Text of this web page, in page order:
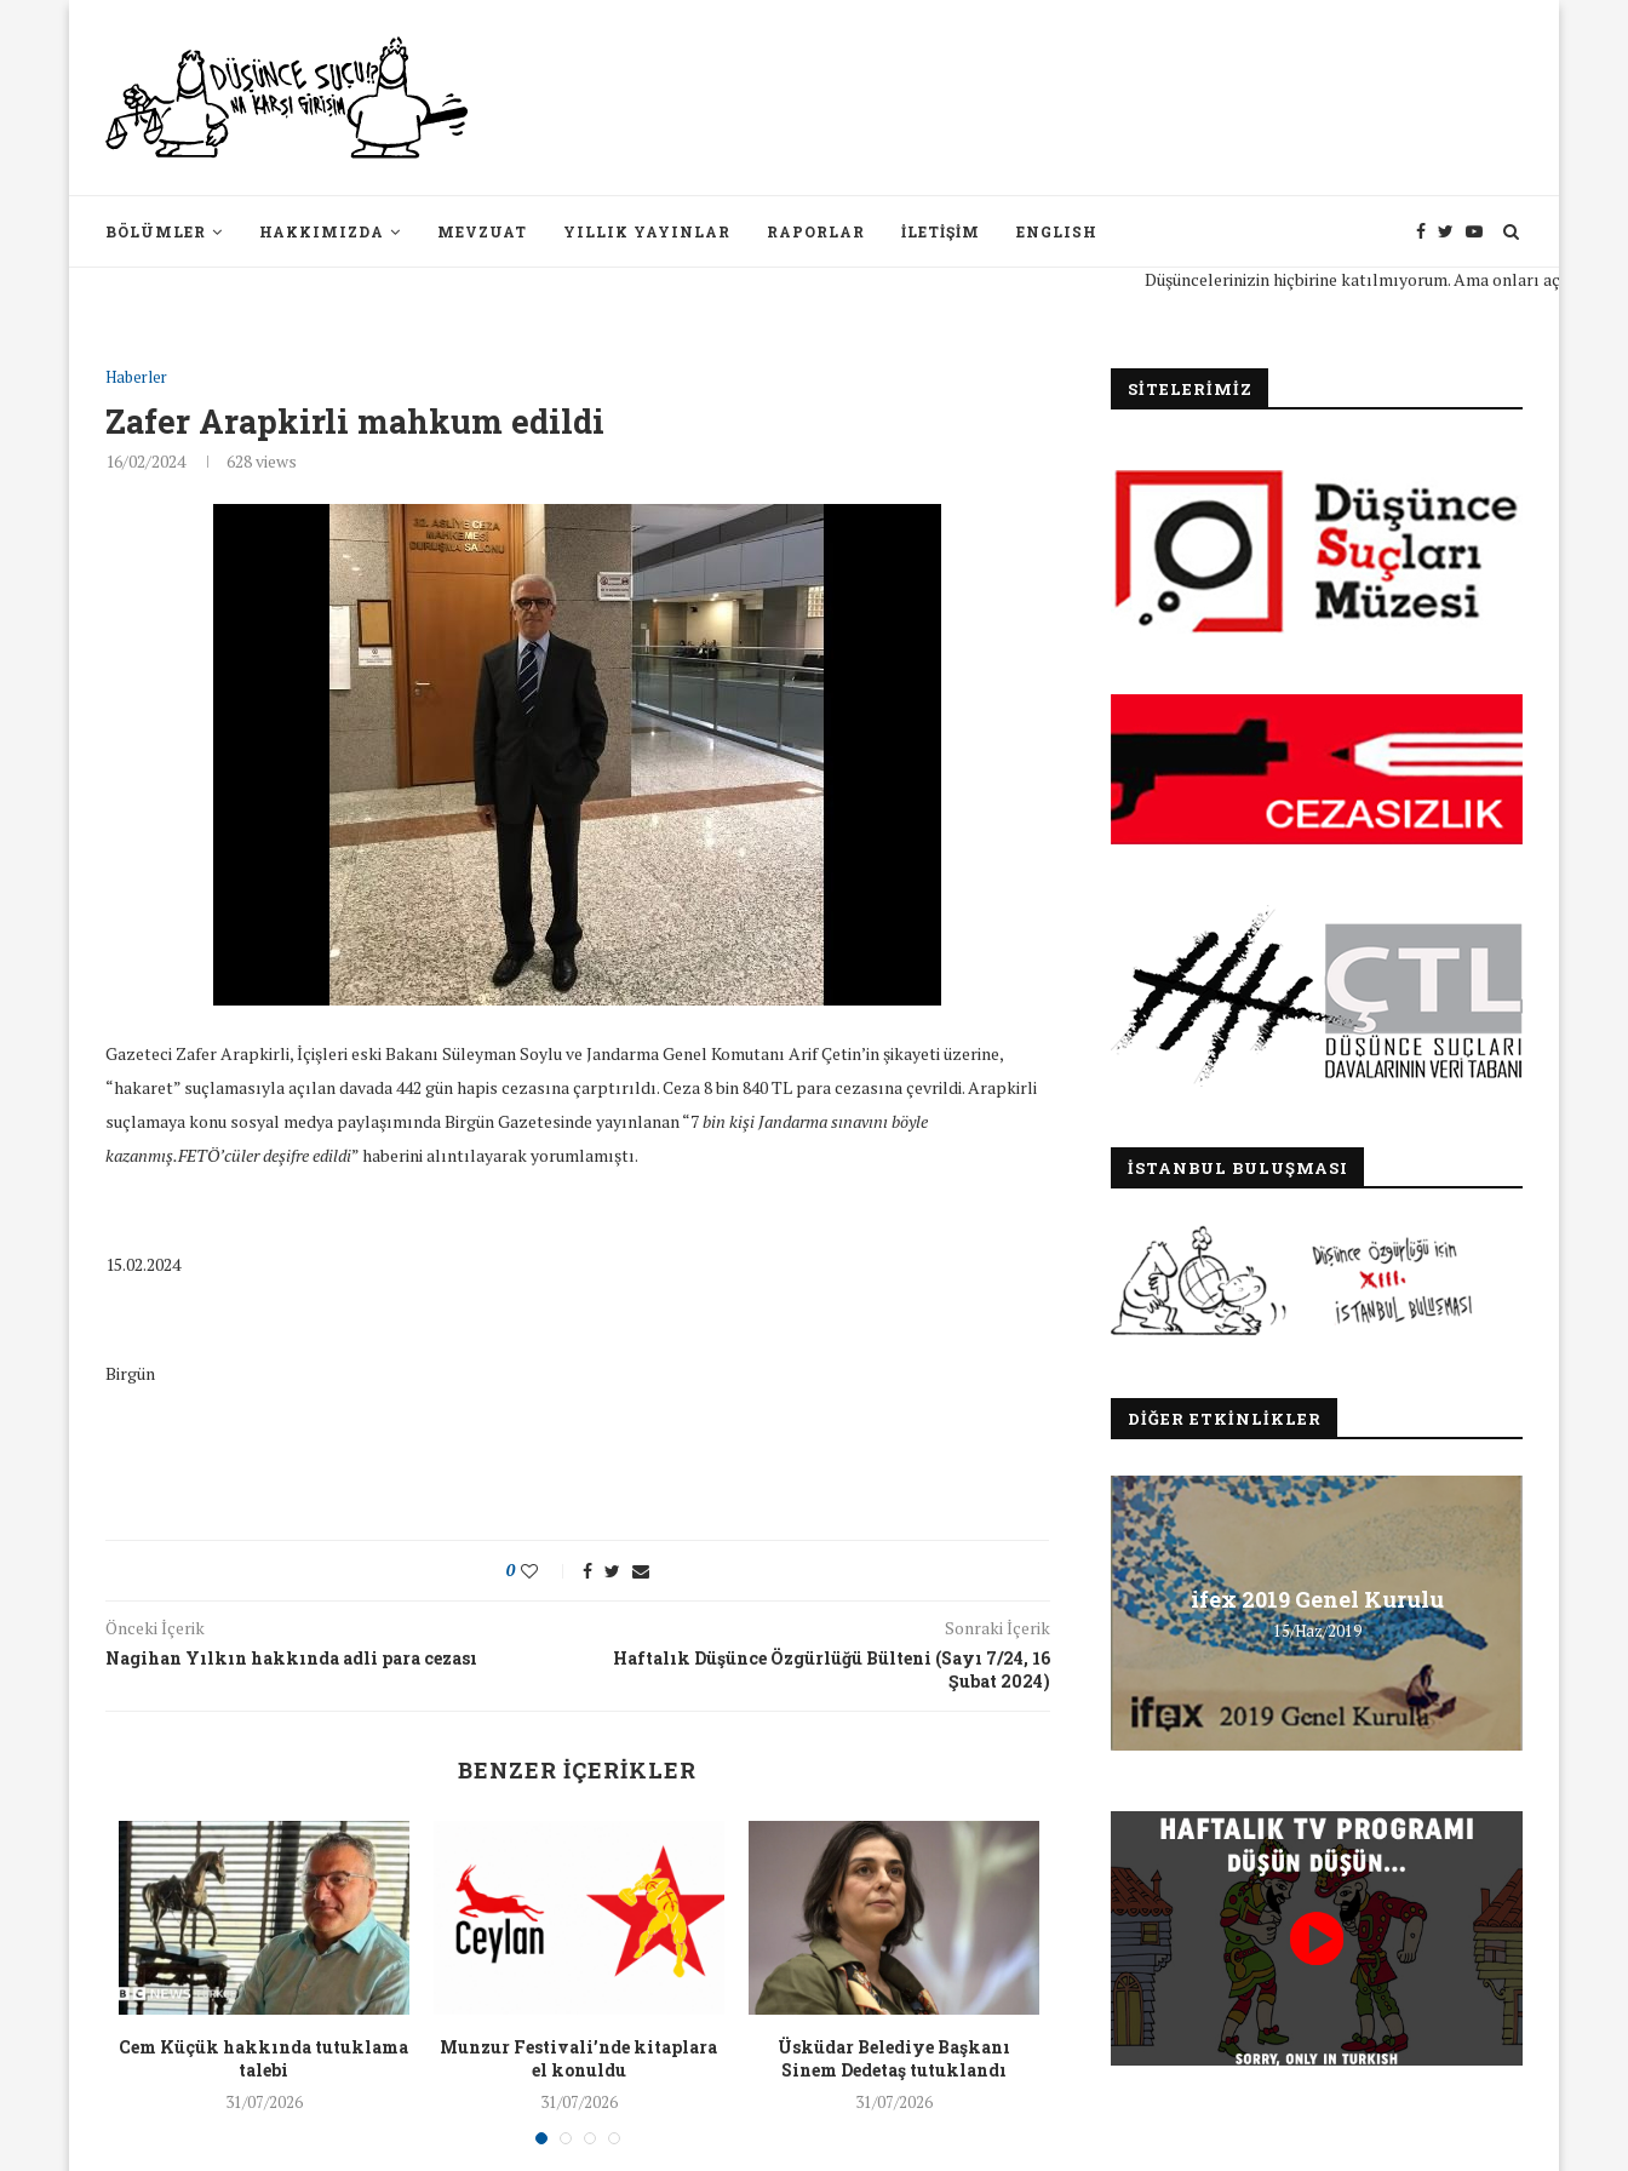
BÖLÜMLER HAKKIMIZDA MEVZUAT YILLIK YAYINLAR RAPORLAR İLETIŞIM ENGLISH
Düşüncelerinizin hiçbirine katılmıyorum. Ama onları açıkça ifade
Haberler
Zafer Arapkirli mahkum edildi
16/02/2024 628views
Gazeteci Zafer Arapkirli, İçişleri eski Bakanı Süleyman Soylu ve Jandarma Genel Komutanı Arif Çetin’in şikayeti üzerine,
“hakaret” suçlamasıyla açılan davada 442 gün hapis cezasına çarptırıldı. Ceza 8 bin 840 TL para cezasına çevrildi. Arapkirli
suçlamaya konu sosyal medya paylaşımında Birgün Gazetesinde yayınlanan “7bin kişi Jandarma sınavını böyle
kazanmış.FETÖ’cüler deşifre edildi” haberini alıntılayarak yorumlamıştı.
15.02.2024
Birgün
0
Önceki İçerik
Nagihan Yılkın hakkında adli para cezası
Sonraki İçerik
Haftalık Düşünce Özgürlüğü Bülteni (Sayı 7/24, 16
Şubat 2024)
BENZER İÇERIKLER
Cem Küçük hakkında tutuklama
talebi
31/07/2026
Munzur Festivali’nde kitaplara
el konuldu
31/07/2026
Üsküdar Belediye Başkanı
Sinem Dedetaş tutuklandı
31/07/2026
JINNEWS’in Türkçe X hesabına
erişim engeli
30/07/2026
Gazeteci Sema Bingöl ve
hakkında soruşturma
SİTELERİMİZ
İSTANBUL BULUŞMASI
DIĞER ETKINLIKLER
Konuştuk
Mart Ayında Nefret Söylemi
26/Şub/2018
ifex 2019 Genel Kurulu
15/Haz/2019